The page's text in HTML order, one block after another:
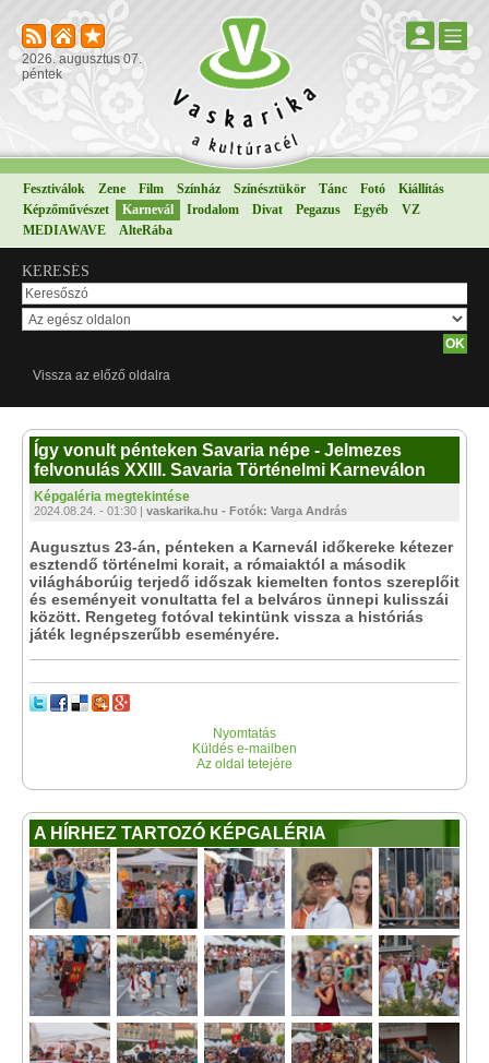
2026. augusztus 07.
péntek
Fesztiválok Zene Film Színház Színésztükör Tánc Fotó
Kiállítás
Képzőművészet
Karnevál Irodalom Divat Pegazus Egyéb
VZ
MEDIAWAVE
AlteRába
KERESÉS
Vissza az előző oldalra
Így vonult pénteken Savaria népe - Jelmezes
felvonulás XXIII. Savaria Történelmi Karneválon
Képgaléria megtekintése
2024.08.24. - 01:30 | vaskarika.hu - Fotók: Varga András
Augusztus 23-án, pénteken a Karnevál időkereke kétezer
esztendő történelmi korait, a rómaiaktól a második
világháborúig terjedő időszak kiemelten fontos szereplőit
és eseményeit vonultatta fel a belváros ünnepi kulisszái
között. Rengeteg fotóval tekintünk vissza a históriás
játék legnépszerűbb eseményére.
Nyomtatás
Küldés e-mailben
Az oldal tetejére
A HÍRHEZ TARTOZÓ KÉPGALÉRIA